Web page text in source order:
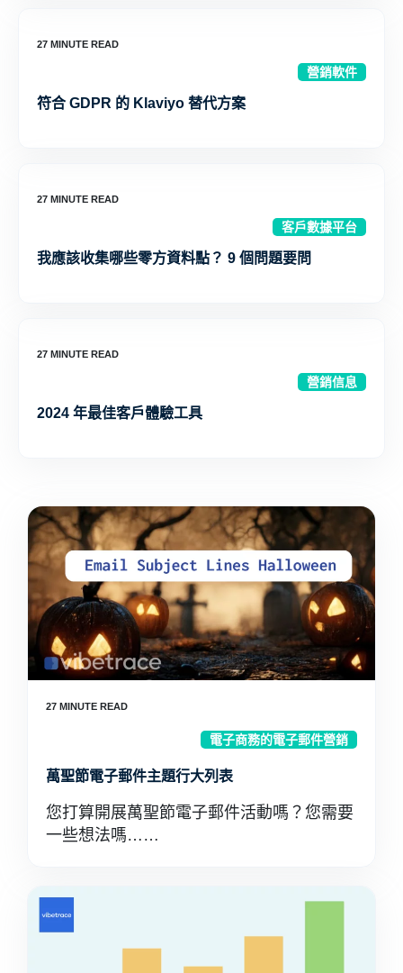
營銷軟件
符合 GDPR 的 Klaviyo 替代方案
客戶數據平台
我應該收集哪些零方資料點？ 9 個問題要問
營銷信息
2024 年最佳客戶體驗工具
電子商務的電子郵件營銷
萬聖節電子郵件主題行大列表
您打算開展萬聖節電子郵件活動嗎？您需要
一些想法嗎……